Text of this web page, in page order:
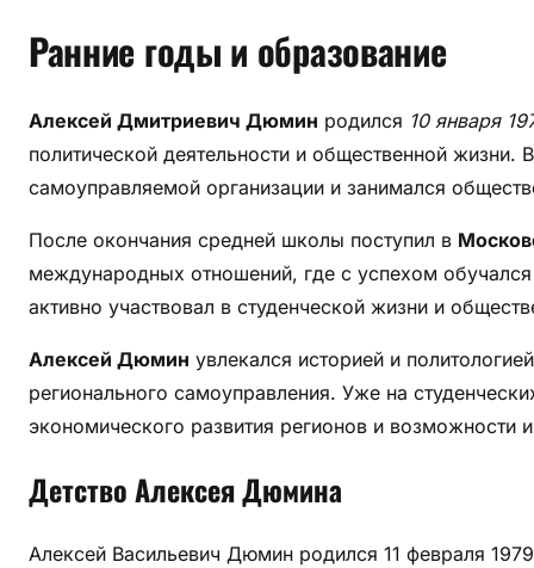
е
г
о
и
з
н
н
н
о
Ранние годы и образование
Алексей Дмитриевич Дюмин родился 10 января
политической деятельности и общественной жизни.
самоуправляемой организации и занимался
После окончания средней школы поступил в
международных отношений, где с успехом
активно участвовал в студенческой жизни и
Алексей Дюмин увлекался историей и
регионального самоуправления. Уже на
экономического развития регионов и возможности
Детство Алексея Дюмина
Алексей Васильевич Дюмин родился 11 февраля